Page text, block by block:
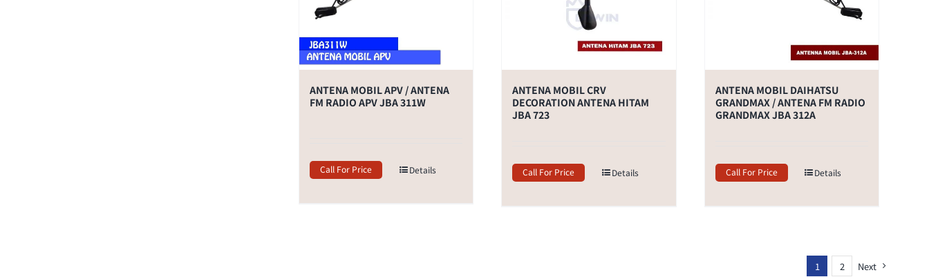
ANTENA MOBIL APV / ANTENA
FM RADIO APV JBA 311W
Call For Price Details
ANTENA MOBIL CRV
DECORATION ANTENA HITAM
JBA 723
Call For Price Details
ANTENA MOBIL DAIHATSU
GRANDMAX / ANTENA FM RADIO
GRANDMAX JBA 312A
Call For Price Details
1 2 Next